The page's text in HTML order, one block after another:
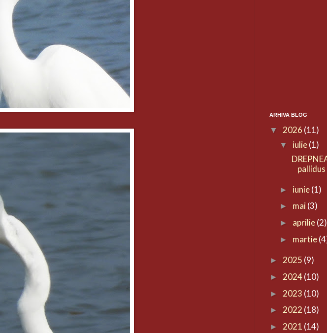
ARHIVA BLOG
▼ 2026 (11)
▼ iulie(1)
pallidus
► iunie(1)
► mai(3)
► aprilie(2)
► martie
► 2025 (9)
► 2024(10)
► 2023 (10)
► 2022 (18)
► 2021 (14)